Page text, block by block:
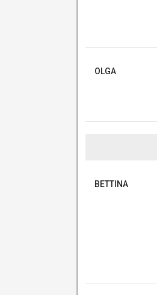
OLGA
BETTINA